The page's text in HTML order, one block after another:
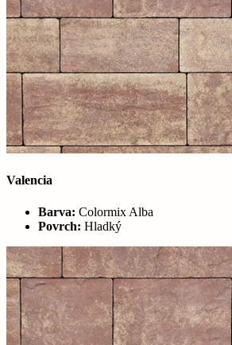
Valencia
Barva: Colormix Alba
Povrch: Hladký